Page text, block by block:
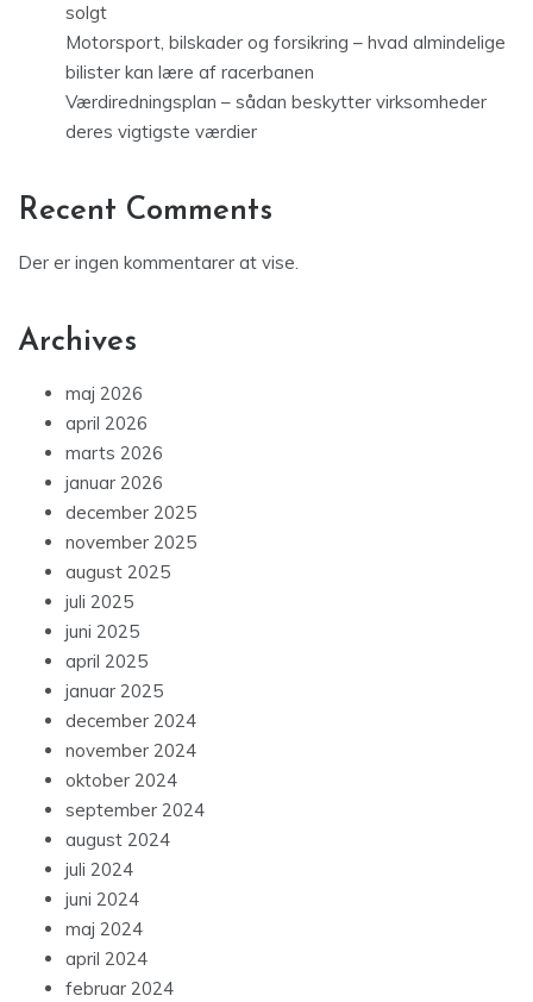
solgt
Motorsport, bilskader og forsikring – hvad almindelige
bilister kan lære af racerbanen
Værdiredningsplan – sådan beskytter virksomheder
deres vigtigste værdier
Recent Comments
Der er ingen kommentarer at vise.
Archives
maj 2026
april 2026
marts 2026
januar 2026
december 2025
november 2025
august 2025
juli 2025
juni 2025
april 2025
januar 2025
december 2024
november 2024
oktober 2024
september 2024
august 2024
juli 2024
juni 2024
maj 2024
april 2024
februar 2024